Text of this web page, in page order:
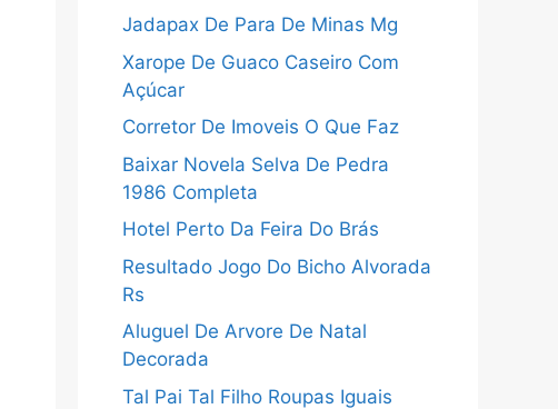
Jadapax De Para De Minas Mg
Xarope De Guaco Caseiro Com
Açúcar
Corretor De Imoveis O Que Faz
Baixar Novela Selva De Pedra
1986 Completa
Hotel Perto Da Feira Do Brás
Resultado Jogo Do Bicho Alvorada
Rs
Aluguel De Arvore De Natal
Decorada
Tal Pai Tal Filho Roupas Iguais